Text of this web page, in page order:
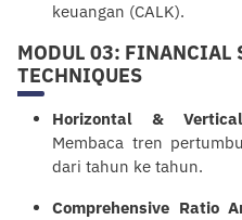
keuangan (CALK).
MODUL 03: FINANCIAL
TECHNIQUES
Horizontal &
Membaca tren
dari tahun ke tahun.
Comprehensive Ratio